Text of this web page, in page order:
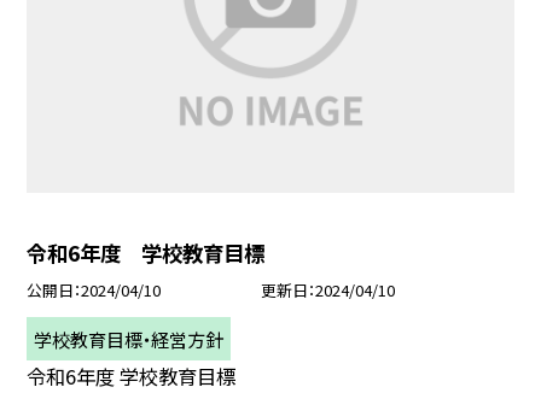
令和6年度 学校教育目標
公開日 2024/04/10 更新日 2024/04/10
学校教育目標・経営方針
令和6年度 学校教育目標